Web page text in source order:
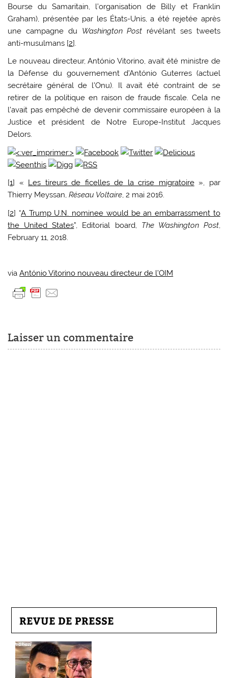
Bourse du Samaritain, l’organisation de Billy et Franklin
Graham), présentée par les États-Unis, a été rejetée après
une campagne du Washington Post révélant ses tweets
anti-musulmans [2].
Le nouveau directeur, António Vitorino, avait été ministre de
la Défense du gouvernement d’António Guterres (actuel
secrétaire général de l’Onu). Il avait été contraint de se
retirer de la politique en raison de fraude fiscale. Cela ne
l’avait pas empêché de devenir commissaire européen à la
Justice et président de Notre Europe-Institut Jacques
Delors.
[1] « Les tireurs de ficelles de la crise migratoire», par
Thierry Meyssan,Réseau Voltaire, 2 mai 2016.
[2] “A Trump U.N. nominee would be an embarrassment to
the United States”, Editorial board, The Washington Post,
February 11, 2018.
viaAntónio Vitorino nouveau directeur de l’OIM
Laisser un commentaire
REVUE DE PRESSE